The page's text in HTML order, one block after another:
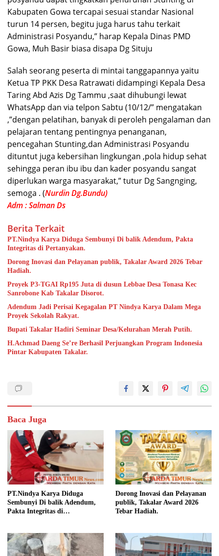
Kabupaten Gowa tercapai sesuai standar Nasional
turun 14 persen, begitu juga harus tahu terkait
Administrasi Posyandu,” harap Kepala Dinas PMD
Gowa, Muh Basir biasa disapa Dg Situju
Salah seorang peserta di mintai tanggapannya yaitu
Ketua TP PKK Desa Ratrawati didampingi Kepala Desa
Taring Abd Azis Dg Tammu ,saat dihubungi lewat
WhatsApp dan via telpon Sabtu (10/12/” mengatakan
,”dengan pelatihan, banyak di peroleh pengalaman dan
pelajaran tentang pentingnya penanganan,
pencegahan Stunting,dan Administrasi Posyandu
dituntut juga kebersihan lingkungan ,pola hidup sehat
sehingga peran ibu ibu dan kader posyandu sangat
diperlukan warga masyarakat,” tutur Dg Sangnging,
semoga . (Nurdin Dg.Bundu)
Adm : Salman Ds
Berita Terkait
PT.Nindya Karya Diduga Sembunyi Di balik Adendum, Pakta
Integritas di Pertanyakan.
Dorong Inovasi dan Pelayanan publik, Takalar Award 2026 Tebar
Hadiah.
Proyek P3-TGAI Rp195 Juta di dusun Lebbae Desa Tonasa Kec
Sanrobone Kab Takalar Disorot.
Adendum Jadi Perisai Kegagalan PT Nindya Karya Dalam Mega
Proyek Sekolah Rakyat.
Bupati Takalar Hadiri Seminar Desa/Kelurahan Merah Putih.
H.Achmad Daeng Se’re Berhasil Perjuangkan Program Indonesia
Pintar Kabupaten Takalar.
Baca Juga
PT.Nindya Karya Diduga
Sembunyi Di balik Adendum,
Pakta Integritas di
Dorong Inovasi dan Pelayanan
publik, Takalar Award 2026
Tebar Hadiah.